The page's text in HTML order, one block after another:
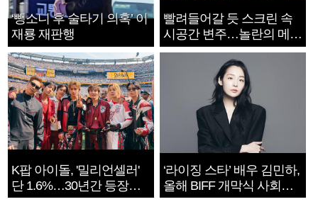
‘뺑소니 후 술타기 의혹’ 이
재룡 재판행
빨려들어갈 듯 스크린 속
시공간 변주…놀란의 메시
지는 ‘전쟁 속죄’
K팝 아이돌, '밀리언셀러'
단 1.6%…30년간 등장
1182개팀 전수조사
‘라이징 스타’ 배우 김민하,
올해 BIFF 개막식 사회자
확정